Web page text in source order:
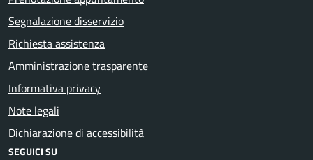
Segnalazione disservizio
Richiesta assistenza
Amministrazione trasparente
Informativa privacy
Note legali
Dichiarazione di accessibilità
SEGUICI SU